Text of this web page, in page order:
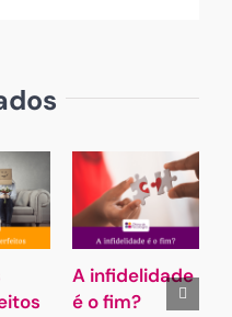
A infidelidade
é o fim?